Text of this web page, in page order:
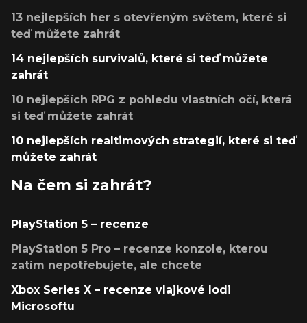
13 nejlepších her s otevřeným světem, které si
teď můžete zahrát
14 nejlepších survivalů, které si teď můžete
zahrát
10 nejlepších RPG z pohledu vlastních očí, která
si teď můžete zahrát
10 nejlepších realtimových strategií, které si teď
můžete zahrát
Na čem si zahrát?
PlayStation 5 – recenze
PlayStation 5 Pro – recenze konzole, kterou
zatím nepotřebujete, ale chcete
Xbox Series X – recenze vlajkové lodi
Microsoftu